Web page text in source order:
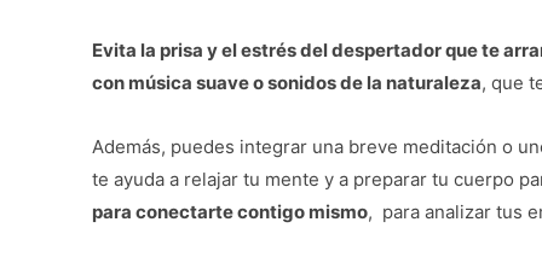
Evita la prisa y el estrés del despertador que te
con música suave o sonidos de la naturaleza, que
Además, puedes integrar una breve meditación o
te ayuda a relajar tu mente y a preparar tu cuerpo
para conectarte contigo mismo, para analizar tus